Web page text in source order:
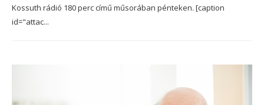
Kossuth rádió 180 perc című műsorában pénteken. [caption
id="attac...